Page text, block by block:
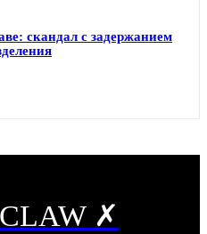
скандал с задержанием
✗